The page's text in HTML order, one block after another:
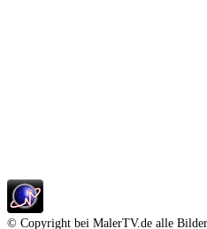
© Copyright bei MalerTV.de alle